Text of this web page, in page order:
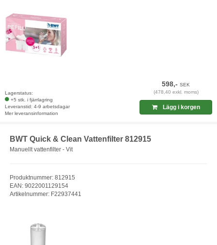
Lagerstatus:
+5 stk. i fjärrlagring
Leveranstid: 4-9 arbetsdagar
Mer leveransinformation
598,-SEK
(478,40 exkl. moms)
Lägg i korgen
BWT Quick & Clean Vattenfilter 812915
Manuellt vattenfilter - Vit
Produktnummer: 812915
EAN: 9022001129154
Artikelnummer: F22937441